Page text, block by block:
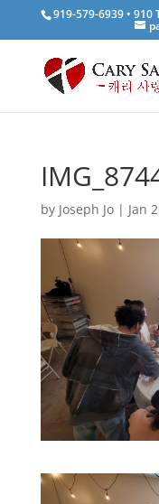
919-579-6939 • 910
by Joseph Jo| Jan